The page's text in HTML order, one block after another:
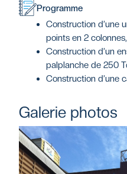
Programme
Construction d’une
points en 2 colonnes,
Construction d’un
palplanche de 250
Construction d’une
Galerie photos